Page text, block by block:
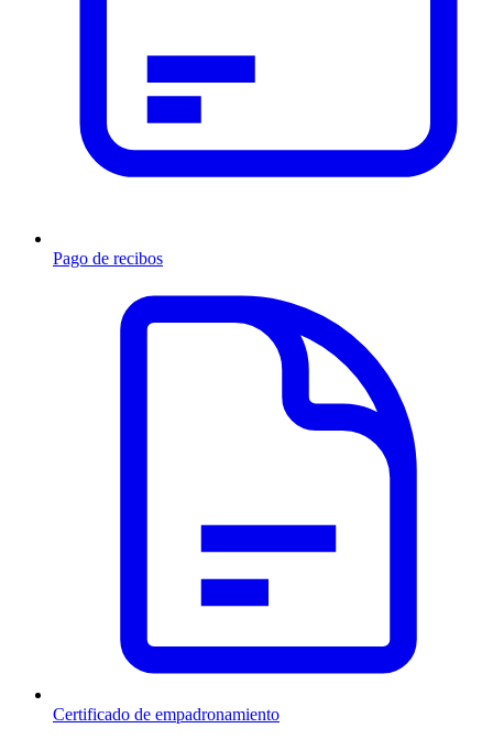
Pago de recibos
Certificado de empadronamiento